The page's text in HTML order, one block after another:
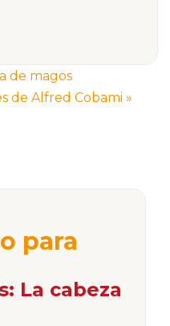
de magos
de Alfred Cobami »
para
La cabeza